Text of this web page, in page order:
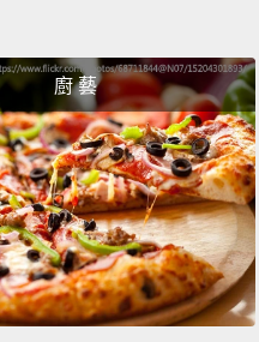
廚 藝